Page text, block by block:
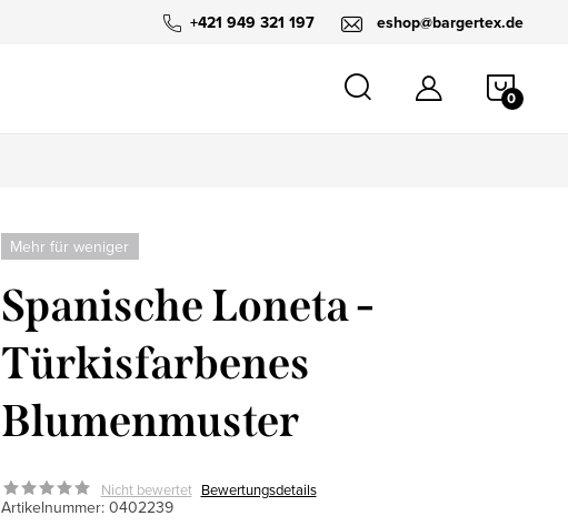
+421 949 321 197 eshop@bargertex.de
Mehr für weniger
Spanische Loneta -
Türkisfarbenes
Blumenmuster
Nicht bewertet Bewertungsdetails
Artikelnummer: 0402239